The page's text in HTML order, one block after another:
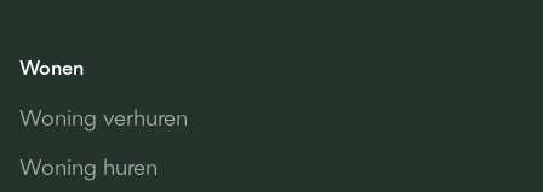
Wonen
Woning verhuren
Woning huren